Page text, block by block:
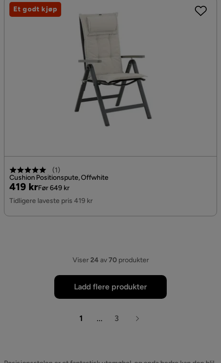
(1)
Cushion Positionspute, Offwhite
Pris
419 kr
Original
Pris
Før 649 kr
Tidligere laveste pris 419 kr
Et godt kjøp
Viser24av70produkter
Ladd flere produkter
1 ... 3